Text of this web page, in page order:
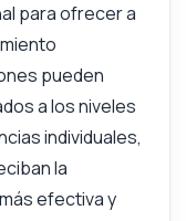
para ofrecer a
pueden
a los niveles
individuales,
la
efectiva y